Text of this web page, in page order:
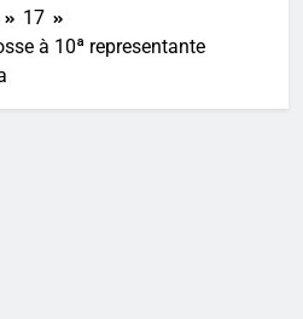
17
à 10ª representante